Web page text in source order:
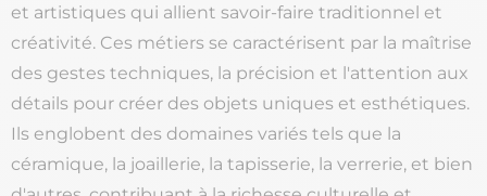
et artistiques qui allient savoir-faire traditionnel et
créativité. Ces métiers se caractérisent par la maîtrise
des gestes techniques, la précision et l'attention aux
détails pour créer des objets uniques et esthétiques.
Ils englobent des domaines variés tels que la
céramique, la joaillerie, la tapisserie, la verrerie, et bien